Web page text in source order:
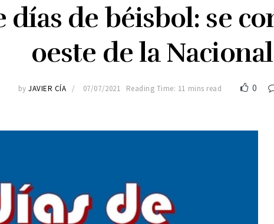
días de béisbol: se
oeste de la Nacional
by JAVIER CÍA 07/07/2021 Reading Time: 11 mins read 0